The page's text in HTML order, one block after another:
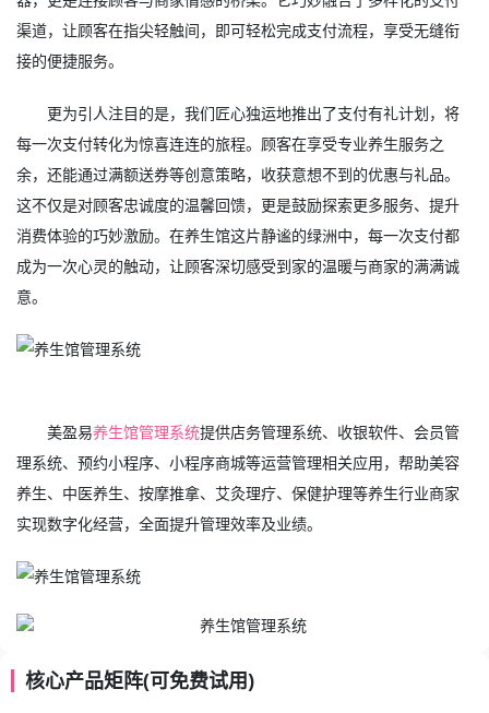
渠道，让顾客在指尖轻触间，即可轻松完成支付流程，享受无缝衔
接的便捷服务。
更为引人注目的是，我们匠心独运地推出了支付有礼计划，将
每一次支付转化为惊喜连连的旅程。顾客在享受专业养生服务之
余，还能通过满额送券等创意策略，收获意想不到的优惠与礼品。
这不仅是对顾客忠诚度的温馨回馈，更是鼓励探索更多服务、提升
消费体验的巧妙激励。在养生馆这片静谧的绿洲中，每一次支付都
成为一次心灵的触动，让顾客深切感受到家的温暖与商家的满满诚
意。
美盈易养生馆管理系统提供店务管理系统、收银软件、会员管
理系统、预约小程序、小程序商城等运营管理相关应用，帮助美容
养生、中医养生、按摩推拿、艾灸理疗、保健护理等养生行业商家
实现数字化经营，全面提升管理效率及业绩。
核心产品矩阵(可免费试用)